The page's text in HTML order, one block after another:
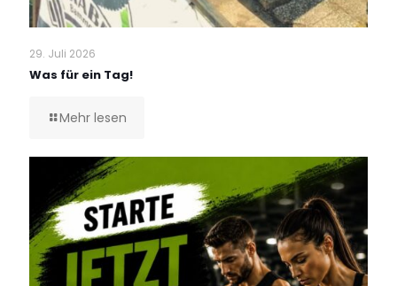
29. Juli 2026
Was für ein Tag!
Mehr lesen